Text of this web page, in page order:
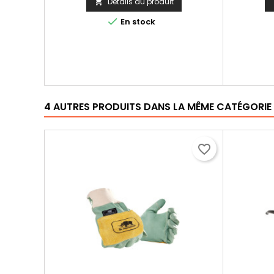
 En stock
4 AUTRES PRODUITS DANS LA MÊME CATÉGORIE
favorite_border